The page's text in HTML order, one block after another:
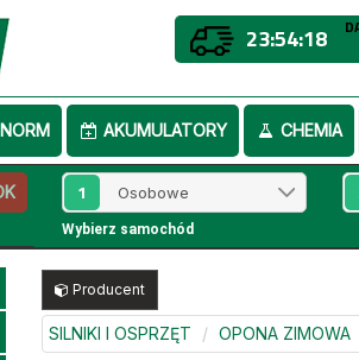
23:54:17
AKUMULATORY CHEMIA
1
Wybierz samochód
Producent
SILNIKI I OSPRZĘT OPONA ZIMOWA